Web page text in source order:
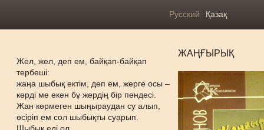
Русский Қазақ
Жел, жел, деп ем, байқап-байқап
тербеші:
жаңа шыбық ектім, деп ем, жерге осы –
көрді ме екен бұ жердің бір пендесі.
Жан көрмеген шыңыраудан су алып,
өсіріп ем сол шыбықты суарып.
ЖАҢҒЫРЫҚ